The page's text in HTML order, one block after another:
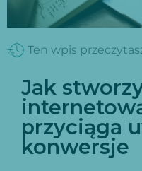
Ten wpis
Jak
przyciąga
konwersje